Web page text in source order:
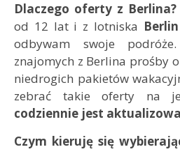
Dlaczego oferty z Berlina?
od 12 lat i z lotniska
odbywam swoje
znajomych z Berlina prośby
niedrogich pakietów
zebrać takie oferty na
codziennie jest
Czym kieruję się